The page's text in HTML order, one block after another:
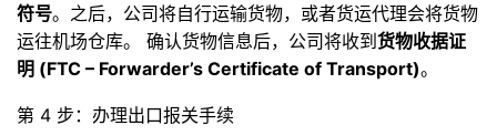
符号。之后，公司将自行运输货物，或者货运代理会将货物
运往机场仓库。 确认货物信息后，公司将收到货物收据证
明 (FTC – Forwarder’s Certificate of Transport)。
第 4 步：办理出口报关手续